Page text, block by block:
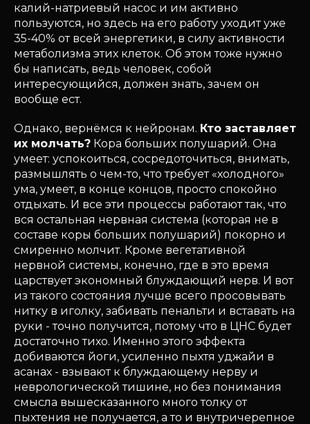
калий-натриевый насос и им активно
пользуются, но здесь на его работу уходит уже
35-40% от всей энергетики, в силу активности
метаболизма этих клеток. Об этом тоже нужно
бы написать, ведь человек, собой
интересующийся, должен знать, зачем он
вообще ест.
Однако, вернёмся к нейронам. Кто заставляет
их молчать? Кора больших полушарий. Она
умеет: успокоиться, сосредоточиться, внимать,
размышлять о чем-то, что требует «холодного»
ума, умеет, в конце концов, просто спокойно
отдыхать. И все эти процессы работают так, что
вся остальная нервная система (которая не в
составе коры больших полушарий) покорно и
смиренно молчит. Кроме вегетативной
нервной системы, конечно, где в это время
царствует экономный блуждающий нерв. И вот
из такого состояния лучше всего просовывать
нитку в иголку, забивать пенальти и вставать на
руки - точно получится, потому что в ЦНС будет
достаточно тихо. Именно этого эффекта
добиваются йоги, усиленно пыхтя уджайи в
асанах - взывают к блуждающему нерву и
неврологической тишине, но без понимания
смысла вышесказанного много толку от
пыхтения не получается, а то и внутричерепное